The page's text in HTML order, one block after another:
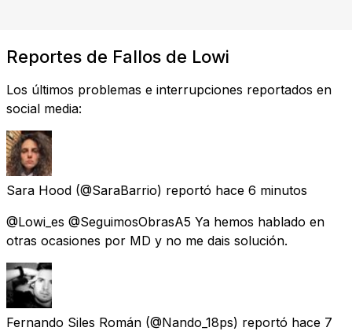
Reportes de Fallos de Lowi
Los últimos problemas e interrupciones reportados en
social media:
Sara Hood (@SaraBarrio) reportó hace 6 minutos
@Lowi_es @SeguimosObrasA5 Ya hemos hablado en
otras ocasiones por MD y no me dais solución.
Fernando Siles Román (@Nando_18ps) reportó hace 7